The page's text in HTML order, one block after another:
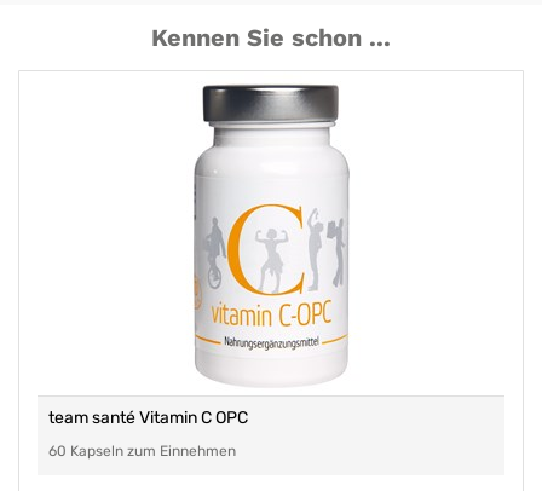
Kennen Sie schon ...
team santé Vitamin C OPC
60 Kapseln zum Einnehmen